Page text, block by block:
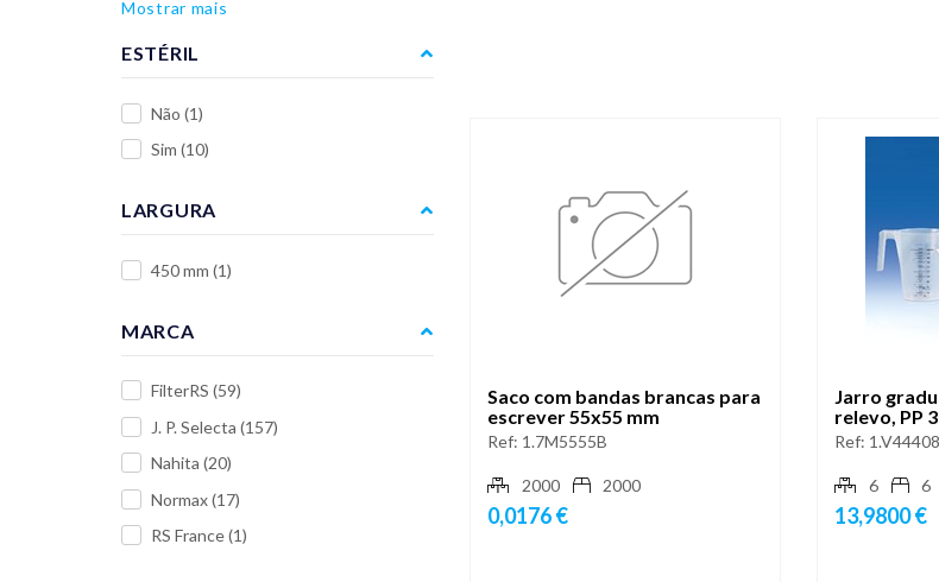
Saco com bandas brancas para
escrever 55x55 mm
Ref: 1.7M5555B
2000 2000
0,0176 €
Jarro
relevo, PP
Ref:
6 6
13,9800 €
Mostrar mais
ESTÉRIL
Não (1)
Sim (10)
LARGURA
450 mm (1)
MARCA
FilterRS (59)
J. P. Selecta (157)
Nahita (20)
Normax(17)
RS France(1)